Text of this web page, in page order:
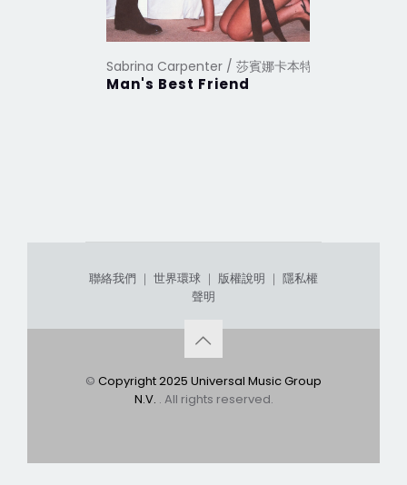
Sabrina Carpenter / 莎賓娜卡本特
Man's Best Friend
聯絡我們 ｜ 世界環球 ｜ 版權說明 ｜ 隱私權
聲明
© Copyright 2025 Universal Music Group
N.V. . All rights reserved.